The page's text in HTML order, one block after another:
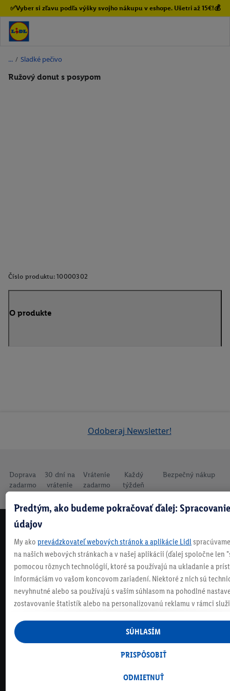
✅Vyber si zľavu podľa výšky svojho nákupu v eshope. Ušetri až 15€!💰
/ Sladké pečivo
Ružový donut s posypom
Číslo produktu: 10000302
O produkte
Odoberaj Newsletter!
Doprava
zadarmo
nad 70 €¹
30 dní na
vrátenie
Vrátenie
zadarmo
Každý
týždeň
Bezpečný nákup
NEZMEŠKAJ NAŠE AKCIE!
ODOBERAJ NÁŠ NEWSLETTER
KONTAKTUJ NÁS
ČASTO KLADENÉ OTÁZKY
SPÔSOBY PLATBY
Predtým, ako budeme pokračovať ďalej:
údajov
My ako prevádzkovateľ webových stránok a aplikácie Lidl
na našich webových stránkach a v našej aplikácii (ďalej spoločne len
pomocou rôznych technológií, ktoré sa používajú na ukladanie a
informáciám vo vašom koncovom zariadení. Niektoré z nich sú
nevyhnutné alebo sa používajú s vaším súhlasom na pohodlné
zostavovanie štatistík alebo na personalizovanú reklamu v rámci
údaje z vášho nákupného správania v obchode.
Ak tu udelíte svoj súhlas na účely personalizovanej reklamy a
vytvoríte účet Lidl Plus alebo sa prihlásite do svojho existujúceho
e-mailovej adresy, ktorú tam uvediete, aby sme vás mohli rozpoznať v
ODMIETNUŤ
PRISPÔSOBIŤ
SÚHLASÍM